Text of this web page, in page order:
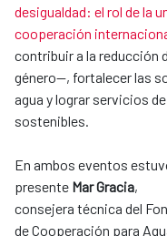
desigualdad: el rol de la
cooperación
contribuir a la reducción
género--, fortalecer las
agua y lograr servicios
sostenibles.
En ambos eventos
presente Mar Gracia,
consejera técnica del
de Cooperación para